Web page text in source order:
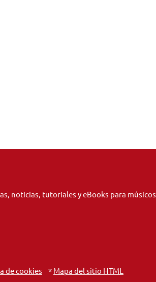
noticias, tutoriales y eBooks para músicos
de cookies * Mapa del sitio HTML